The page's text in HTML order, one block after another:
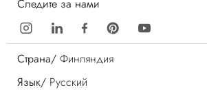
Следите за нами
Страна/ Финляндия
Язык/ Русский